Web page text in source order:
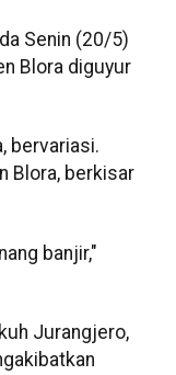
Senin (20/5)
Blora diguyur
bervariasi.
Blora, berkisar
banjir,"
Jurangjero,